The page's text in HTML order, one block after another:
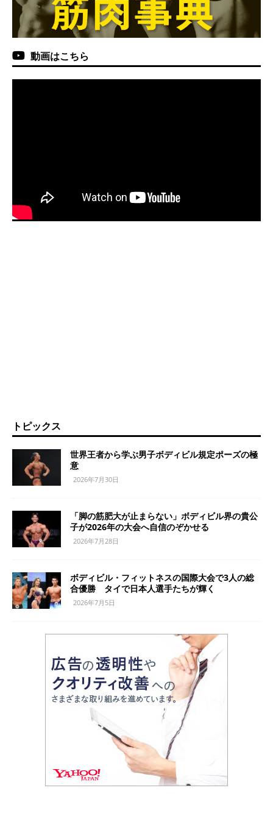
動画はこちら
トピックス
世界王者から学ぶ男子ボディビル規定ポーズの極
意
2026年7月30日
「脚の筋肥大が止まらない」ボディビル界の貴公
子が2026年の大会へ自信のぞかせる
2026年7月28日
ボディビル・フィットネスの国際大会で3人の総
合優勝 タイで日本人選手たちが輝く
2026年7月5日